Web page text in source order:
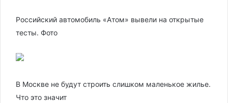
Российский автомобиль «Атом» вывели на открытые
тесты. Фото
В Москве не будут строить слишком маленькое жилье.
Что это значит